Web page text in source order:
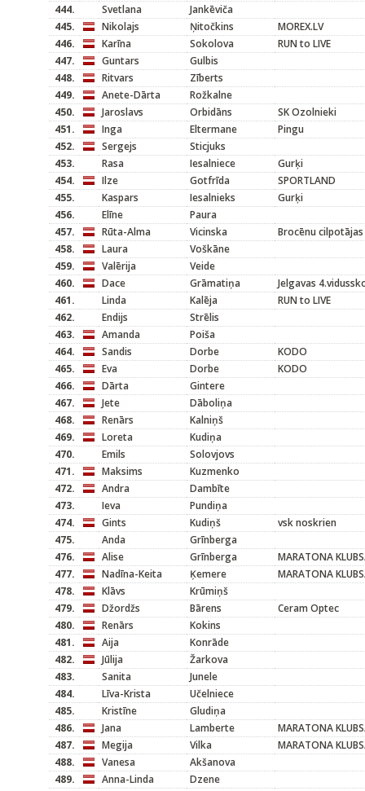
444.
Svetlana
Jankēviča
445.
Nikolajs Ņitočkins
MOREX.LV
446.
Karīna Sokolova
RUN to LIVE
447.
Guntars
Gulbis
448.
Ritvars
Zīberts
449.
Anete-Dārta
Rožkalne
450.
Jaroslavs Orbidāns
SK Ozolnieki
451.
Inga Eltermane
Pingu
452.
Sergejs
Sticjuks
453.
Rasa Iesalniece
Gurķi
454.
Ilze Gotfrīda
SPORTLAND
455.
Kaspars Iesalnieks
Gurķi
456.
Elīne
Paura
457.
Rūta-Alma Vicinska
Brocēnu cilpotājas
458.
Laura
Voškāne
459.
Valērija
Veide
460.
Dace Grāmatiņa
Jelgavas
461.
Linda Kalēja
RUN to LIVE
462.
Endijs
Strēlis
463.
Amanda
Poiša
464.
Sandis Dorbe
KODO
465.
Eva Dorbe
KODO
466.
Dārta
Gintere
467.
Jete
Dāboliņa
468.
Renārs
Kalniņš
469.
Loreta
Kudiņa
470.
Emils
Solovjovs
471.
Maksims
Kuzmenko
472.
Andra
Dambīte
473.
Ieva
Pundiņa
474.
Gints Kudiņš
vsk noskrien
475.
Anda
Grīnberga
476.
Alise Grīnberga
MARATONA
477.
Nadīna-Keita Ķemere
MARATONA
478.
Klāvs
Krūmiņš
479.
Džordžs Bārens
Ceram Optec
480.
Renārs
Kokins
481.
Aija
Konrāde
482.
Jūlija
Žarkova
483.
Sanita
Junele
484.
Līva-Krista
Učelniece
485.
Kristīne
Gludiņa
486.
Jana Lamberte
MARATONA
487.
Megija Vilka
MARATONA
488.
Vanesa
Akšanova
489.
Anna-Linda
Dzene